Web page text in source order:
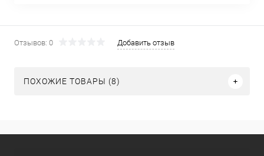
Отзывов: 0 Добавить отзыв
ПОХОЖИЕ ТОВАРЫ (8)